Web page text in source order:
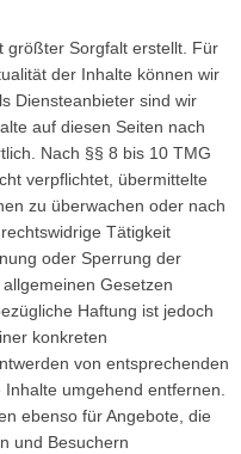
größter Sorgfalt erstellt. Für
der Inhalte können wir
Diensteanbieter sind wir
auf diesen Seiten nach
Nach §§ 8 bis 10 TMG
verpflichtet, übermittelte
zu überwachen oder nach
Tätigkeit
oder Sperrung der
Gesetzen
Haftung ist jedoch
konkreten
von entsprechenden
umgehend entfernen.
ebenso für Angebote, die
und Besuchern